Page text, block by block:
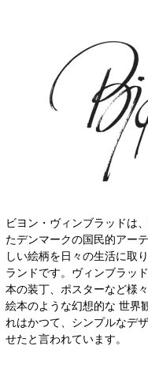
ビヨン・ヴィンブラッドは
たデンマークの国民的アー
しい絵柄を日々の生活に取
ランドです。ヴィンブラッ
本の装丁、ポスターなど様
絵本のような幻想的な 世界
れはかつて、シンプルなデ
せたと言われています。